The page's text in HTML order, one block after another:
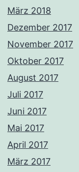
März 2018
Dezember 2017
November 2017
Oktober 2017
August 2017
Juli 2017
Juni 2017
Mai 2017
April 2017
März 2017